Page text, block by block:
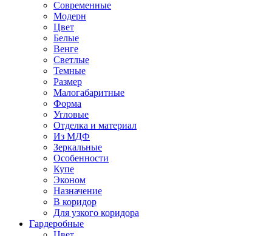
Современные
Модерн
Цвет
Белые
Венге
Светлые
Темные
Размер
Малогабаритные
Форма
Угловые
Отделка и материал
Из МДФ
Зеркальные
Особенности
Купе
Эконом
Назначение
В коридор
Для узкого коридора
Гардеробные